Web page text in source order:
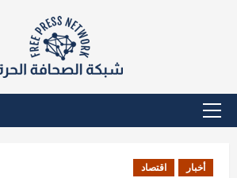
القائمة
أخبار اقتصاد